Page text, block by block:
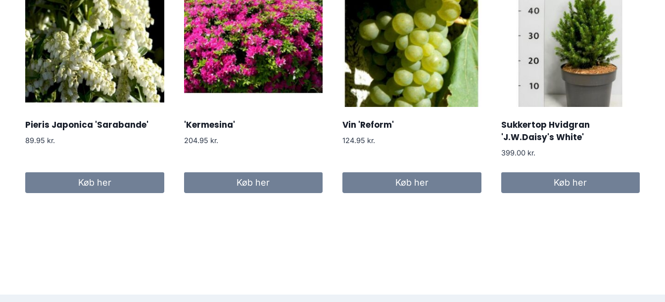
Pieris Japonica 'Sarabande'
89.95 kr.
Køb her
'Kermesina'
204.95 kr.
Køb her
Vin 'Reform'
124.95 kr.
Køb her
Sukkertop Hvidgran
'J.W.Daisy's White'
399.00 kr.
Køb her